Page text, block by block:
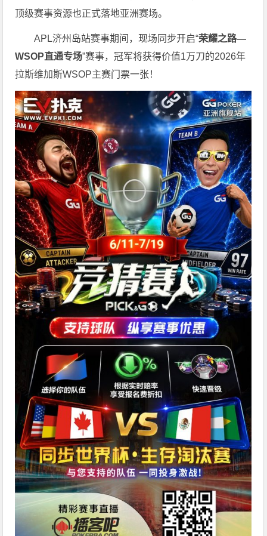
顶级赛事资源也正式落地亚洲赛场。
APL济州岛站赛事期间，现场同步开启“荣耀之路—
WSOP直通专场”赛事，冠军将获得价值1万刀的2026年
拉斯维加斯WSOP主赛门票一张！